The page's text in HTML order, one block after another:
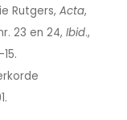
Rutgers, Acta,
23 en 24, Ibid.,
15.